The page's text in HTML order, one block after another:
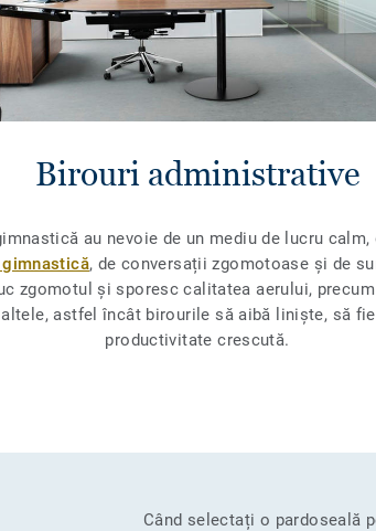
Birouri administrative
au nevoie de un mediu de lucru calm,
, de conversații zgomotoase și de
zgomotul și sporesc calitatea aerului,
astfel încât birourile să aibă liniște, să
productivitate crescută.
Când selectați o pardoseală